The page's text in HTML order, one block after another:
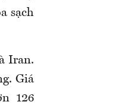
sạch
Iran.
Giá
126